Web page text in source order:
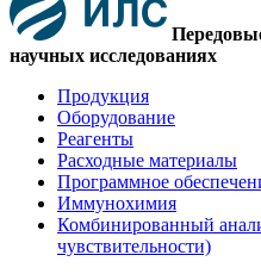
научных исследованиях
Продукция
Оборудование
Реагенты
Расходные материалы
Программное
Иммунохимия
Комбинированный
чувствительности)